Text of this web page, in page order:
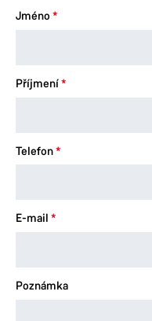
Jméno
Příjmení
Telefon
E-mail
Poznámka